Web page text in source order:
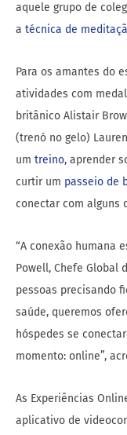
aquele grupo de
a técnica de meditaçã
Para os amantes do
atividades com
britânico Alistair
(trenó no gelo)
um treino, aprender
curtir um passeio de
conectar com alguns
“A conexão humana
Powell, Chefe Global
pessoas precisando
saúde, queremos
hóspedes se
momento: online”,
As Experiências
aplicativo de